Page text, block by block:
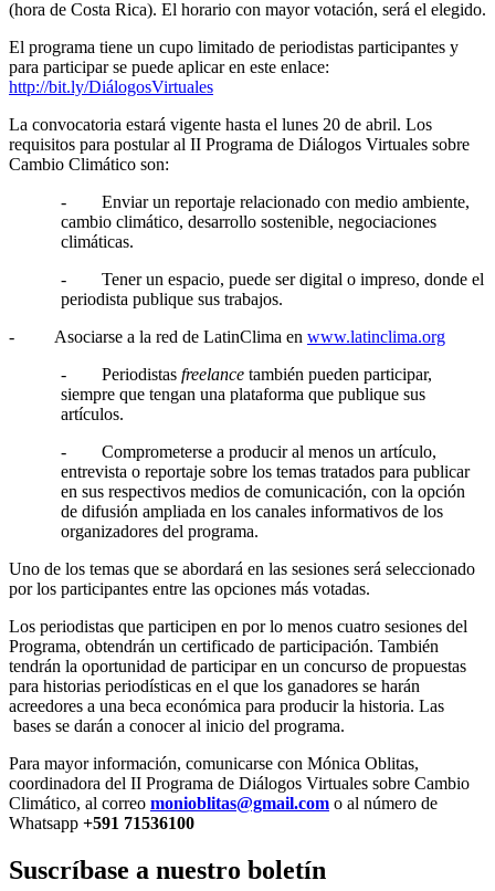
(hora de Costa Rica). El horario con mayor votación, será el elegido.
El programa tiene un cupo limitado de periodistas participantes y
para participar se puede aplicar en este enlace:
http://bit.ly/DiálogosVirtuales
La convocatoria estará vigente hasta el lunes 20 de abril. Los
requisitos para postular al II Programa de Diálogos Virtuales sobre
Cambio Climático son:
- Enviar un reportaje relacionado con medio ambiente,
cambio climático, desarrollo sostenible, negociaciones
climáticas.
- Tener un espacio, puede ser digital o impreso, donde el
periodista publique sus trabajos.
- Asociarse a la red de LatinClima en www.latinclima.org
- Periodistasfreelance también pueden participar,
siempre que tengan una plataforma que publique sus
artículos.
- Comprometerse a producir al menos un artículo,
entrevista o reportaje sobre los temas tratados para publicar
en sus respectivos medios de comunicación, con la opción
de difusión ampliada en los canales informativos de los
organizadores del programa.
Uno de los temas que se abordará en las sesiones será seleccionado
por los participantes entre las opciones más votadas.
Los periodistas que participen en por lo menos cuatro sesiones del
Programa, obtendrán un certificado de participación. También
tendrán la oportunidad de participar en un concurso de propuestas
para historias periodísticas en el que los ganadores se harán
acreedores a una beca económica para producir la historia. Las
bases se darán a conocer al inicio del programa.
Para mayor información, comunicarse con Mónica Oblitas,
coordinadora del II Programa de Diálogos Virtuales sobre Cambio
Climático, al correo monioblitas@gmail.com o al número de
Whatsapp +591 71536100
Suscríbase a nuestro boletín